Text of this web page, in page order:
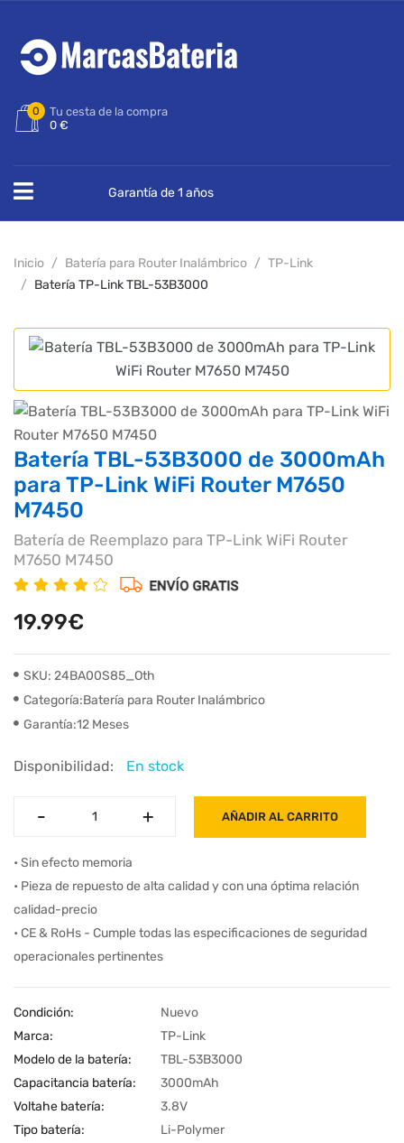
0
Tu cesta de la compra
0 €
Garantía de 1 años
Inicio Batería para Router Inalámbrico
TP-Link
Batería TP-Link TBL-53B3000
Batería TBL-53B3000 de 3000mAh
para TP-Link WiFi Router M7650
M7450
Batería de Reemplazo para TP-Link WiFi Router
M7650 M7450
19.99€
SKU: 24BA00S85_Oth
Categoría:Batería para Router Inalámbrico
Garantía:12 Meses
Disponibilidad: En stock
- +
- + AÑADIR AL CARRITO
• Sin efecto memoria
• Pieza de repuesto de alta calidad y con una óptima relación
calidad-precio
• CE & RoHs - Cumple todas las especificaciones de seguridad
operacionales pertinentes
Condición:
Nuevo
Marca:
TP-Link
Modelo de la batería:
TBL-53B3000
Capacitancia batería:
3000mAh
Voltahe batería:
3.8V
Tipo batería:
Li-Polymer